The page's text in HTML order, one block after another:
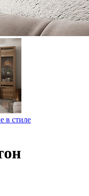
в стиле